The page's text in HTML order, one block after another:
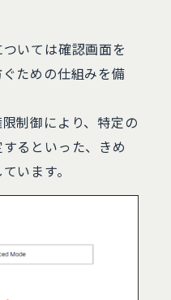
いては確認画面を
ための仕組みを備
制御により、特定の
るといった、きめ
います。